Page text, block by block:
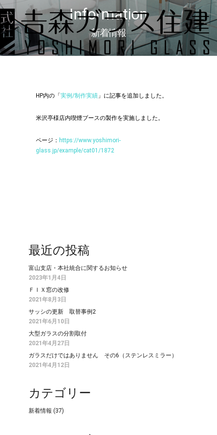
Information
新着情報
HP内の「 実例/制作実績 」に記事を追加しました。
米沢亭様店内喫煙ブースの製作を実施しました。
ページ： https://www.yoshimori-
glass.jp/example/cat01/1872
最近の投稿
富山支店・本社統合に関するお知らせ
2023年1月4日
ＦＩＸ窓の改修
2021年8月3日
サッシの更新 取替事例2
2021年6月10日
大型ガラスの分割取付
2021年4月27日
ガラスだけではありません その6（ステンレスミラー）
2021年4月12日
カテゴリー
新着情報 (37)